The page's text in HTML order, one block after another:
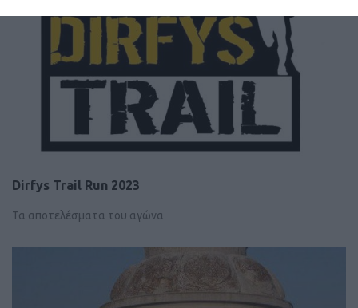
Dirfys Trail Run 2023
Τα αποτελέσματα του αγώνα